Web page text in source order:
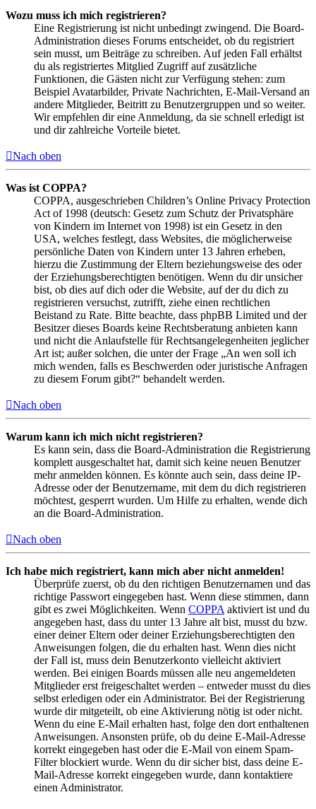
Wozu muss ich mich registrieren?
Eine Registrierung ist nicht unbedingt zwingend. Die Board-
Administration dieses Forums entscheidet, ob du registriert
sein musst, um Beiträge zu schreiben. Auf jeden Fall erhältst
du als registriertes Mitglied Zugriff auf zusätzliche
Funktionen, die Gästen nicht zur Verfügung stehen: zum
Beispiel Avatarbilder, Private Nachrichten, E-Mail-Versand an
andere Mitglieder, Beitritt zu Benutzergruppen und so weiter.
Wir empfehlen dir eine Anmeldung, da sie schnell erledigt ist
und dir zahlreiche Vorteile bietet.
Nach oben
Was ist COPPA?
COPPA, ausgeschrieben Children’s Online Privacy Protection
Act of 1998 (deutsch: Gesetz zum Schutz der Privatsphäre
von Kindern im Internet von 1998) ist ein Gesetz in den
USA, welches festlegt, dass Websites, die möglicherweise
persönliche Daten von Kindern unter 13 Jahren erheben,
hierzu die Zustimmung der Eltern beziehungsweise des oder
der Erziehungsberechtigten benötigen. Wenn du dir unsicher
bist, ob dies auf dich oder die Website, auf der du dich zu
registrieren versuchst, zutrifft, ziehe einen rechtlichen
Beistand zu Rate. Bitte beachte, dass phpBB Limited und der
Besitzer dieses Boards keine Rechtsberatung anbieten kann
und nicht die Anlaufstelle für Rechtsangelegenheiten jeglicher
Art ist; außer solchen, die unter der Frage „An wen soll ich
mich wenden, falls es Beschwerden oder juristische Anfragen
zu diesem Forum gibt?“ behandelt werden.
Nach oben
Warum kann ich mich nicht registrieren?
Es kann sein, dass die Board-Administration die Registrierung
komplett ausgeschaltet hat, damit sich keine neuen Benutzer
mehr anmelden können. Es könnte auch sein, dass deine IP-
Adresse oder der Benutzername, mit dem du dich registrieren
möchtest, gesperrt wurden. Um Hilfe zu erhalten, wende dich
an die Board-Administration.
Nach oben
Ich habe mich registriert, kann mich aber nicht anmelden!
Überprüfe zuerst, ob du den richtigen Benutzernamen und das
richtige Passwort eingegeben hast. Wenn diese stimmen, dann
gibt es zwei Möglichkeiten. Wenn COPPA aktiviert ist und du
angegeben hast, dass du unter 13 Jahre alt bist, musst du bzw.
einer deiner Eltern oder deiner Erziehungsberechtigten den
Anweisungen folgen, die du erhalten hast. Wenn dies nicht
der Fall ist, muss dein Benutzerkonto vielleicht aktiviert
werden. Bei einigen Boards müssen alle neu angemeldeten
Mitglieder erst freigeschaltet werden – entweder musst du dies
selbst erledigen oder ein Administrator. Bei der Registrierung
wurde dir mitgeteilt, ob eine Aktivierung nötig ist oder nicht.
Wenn du eine E-Mail erhalten hast, folge den dort enthaltenen
Anweisungen. Ansonsten prüfe, ob du deine E-Mail-Adresse
korrekt eingegeben hast oder die E-Mail von einem Spam-
Filter blockiert wurde. Wenn du dir sicher bist, dass deine E-
Mail-Adresse korrekt eingegeben wurde, dann kontaktiere
einen Administrator.